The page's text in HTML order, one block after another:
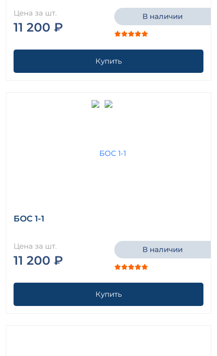
Цена за шт.
11 200 ₽
В наличии
Купить
БОС 1-1
Цена за шт.
11 200 ₽
В наличии
Купить